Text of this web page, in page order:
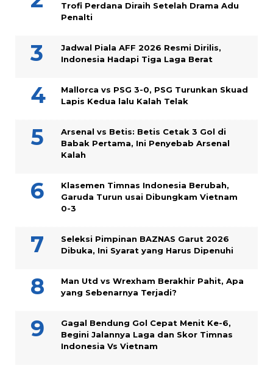
Trofi Perdana Diraih Setelah Drama Adu
Penalti
Jadwal Piala AFF 2026 Resmi Dirilis,
Indonesia Hadapi Tiga Laga Berat
Mallorca vs PSG 3-0, PSG Turunkan Skuad
Lapis Kedua lalu Kalah Telak
Arsenal vs Betis: Betis Cetak 3 Gol di
Babak Pertama, Ini Penyebab Arsenal
Kalah
Klasemen Timnas Indonesia Berubah,
Garuda Turun usai Dibungkam Vietnam
0-3
Seleksi Pimpinan BAZNAS Garut 2026
Dibuka, Ini Syarat yang Harus Dipenuhi
Man Utd vs Wrexham Berakhir Pahit, Apa
yang Sebenarnya Terjadi?
Gagal Bendung Gol Cepat Menit Ke-6,
Begini Jalannya Laga dan Skor Timnas
Indonesia Vs Vietnam